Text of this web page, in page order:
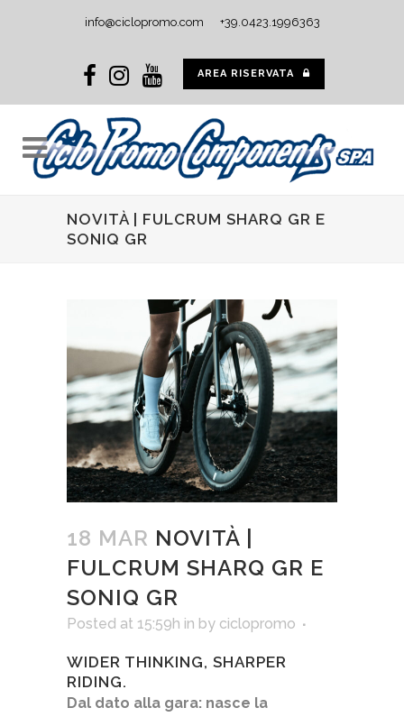
info@ciclopromo.com +39.0423.1996363
AREA RISERVATA
NOVITÀ | FULCRUM SHARQ GR E
SONIQ GR
18 MAR NOVITÀ |
FULCRUM SHARQ GR E
SONIQ GR
Posted at 15:59h in by ciclopromo
WIDER THINKING, SHARPER
RIDING.
Dal dato alla gara: nasce la